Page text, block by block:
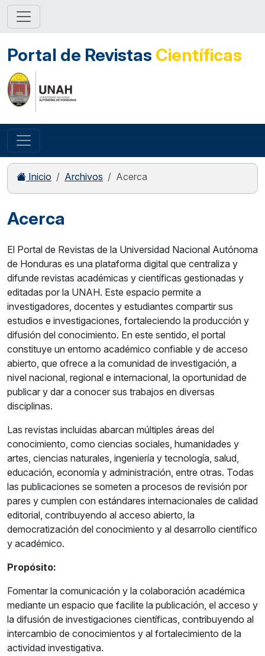
Portal de Revistas Científicas
Inicio Archivos Acerca
Acerca
El Portal de Revistas de la Universidad Nacional Autónoma
de Honduras es una plataforma digital que centraliza y
difunde revistas académicas y científicas gestionadas y
editadas por la UNAH. Este espacio permite a
investigadores, docentes y estudiantes compartir sus
estudios e investigaciones, fortaleciendo la producción y
difusión del conocimiento. En este sentido, el portal
constituye un entorno académico confiable y de acceso
abierto, que ofrece a la comunidad de investigación, a
nivel nacional, regional e internacional, la oportunidad de
publicar y dar a conocer sus trabajos en diversas
disciplinas.
Las revistas incluidas abarcan múltiples áreas del
conocimiento, como ciencias sociales, humanidades y
artes, ciencias naturales, ingeniería y tecnología, salud,
educación, economía y administración, entre otras. Todas
las publicaciones se someten a procesos de revisión por
pares y cumplen con estándares internacionales de calidad
editorial, contribuyendo al acceso abierto, la
democratización del conocimiento y al desarrollo científico
y académico.
Propósito:
Fomentar la comunicación y la colaboración académica
mediante un espacio que facilite la publicación, el acceso y
la difusión de investigaciones científicas, contribuyendo al
intercambio de conocimientos y al fortalecimiento de la
actividad investigativa.